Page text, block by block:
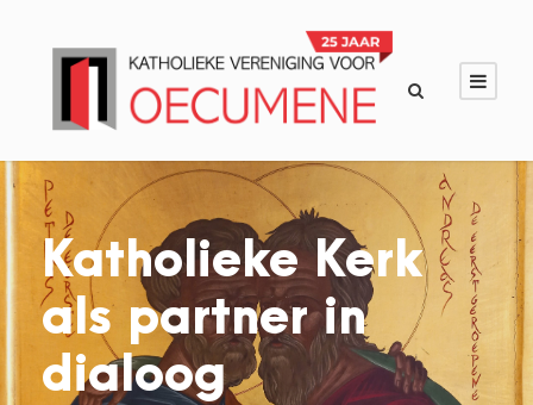
Katholieke Kerk
als partner in
dialoog